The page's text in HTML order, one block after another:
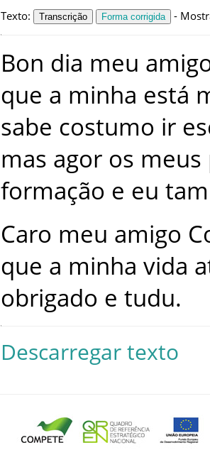
Texto: Transcrição Forma corrigida -
Bon dia meu
que a minha está
sabe costumo ir
mas agor os meus
formação e eu
Caro meu amigo
que a minha vida
obrigado e tudu.
Descarregar texto